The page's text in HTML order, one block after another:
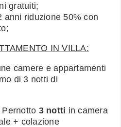
gratuiti;
anni riduzione 50% con
IN VILLA:
camere e appartamenti
di 3 notti di
3 notti in camera
+ colazione